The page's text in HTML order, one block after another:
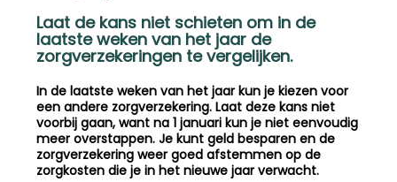
Laat de kans niet schieten om in de
laatste weken van het jaar de
zorgverzekeringen te vergelijken.
In de laatste weken van het jaar kun je kiezen voor
een andere zorgverzekering. Laat deze kans niet
voorbij gaan, want na 1 januari kun je niet eenvoudig
meer overstappen. Je kunt geld besparen en de
zorgverzekering weer goed afstemmen op de
zorgkosten die je in het nieuwe jaar verwacht.